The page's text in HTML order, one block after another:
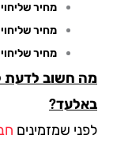
מחיר שליחויות
מחיר שליחויות
מחיר שליחויות
חשוב לדעת
שמזמיניםחברת